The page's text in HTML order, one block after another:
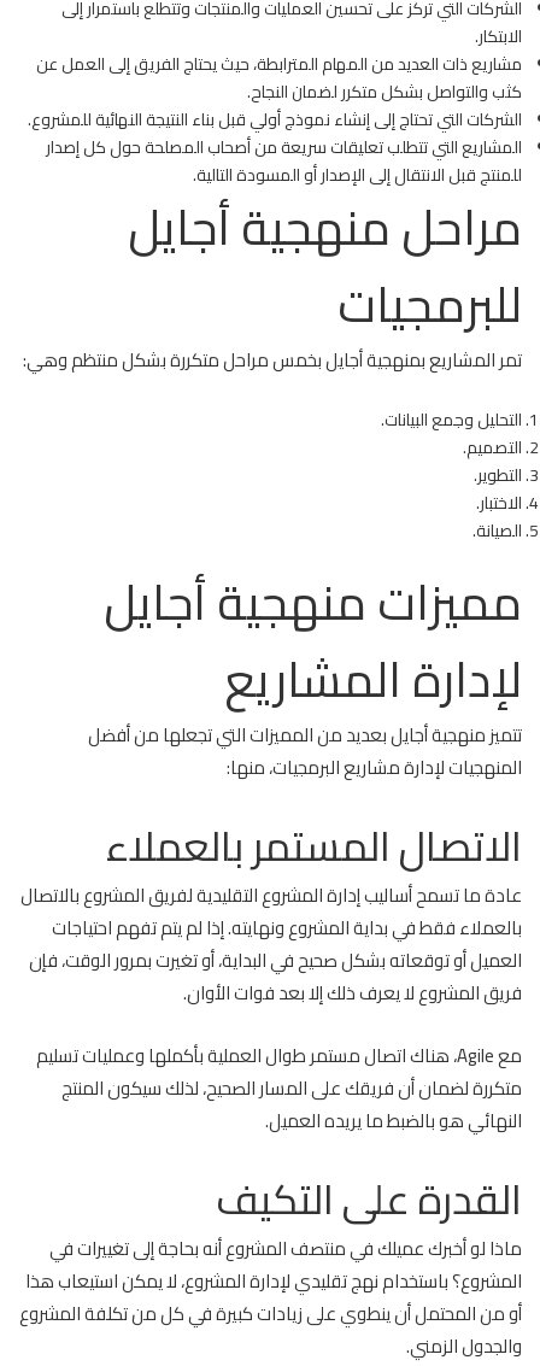
الشركات التي تركز على تحسين العمليات والمنتجات وتتطلع باستمرار إلى
الابتكار.
مشاريع ذات العديد من المهام المترابطة، حيث يحتاج الفريق إلى العمل عن
كثب والتواصل بشكل متكرر لضمان النجاح.
الشركات التي تحتاج إلى إنشاء نموذج أولي قبل بناء النتيجة النهائية للمشروع.
المشاريع التي تتطلب تعليقات سريعة من أصحاب المصلحة حول كل إصدار
للمنتج قبل الانتقال إلى الإصدار أو المسودة التالية.
مراحل منهجية أجايل
للبرمجيات
تمر المشاريع بمنهجية أجايل بخمس مراحل متكررة بشكل منتظم وهي:
التحليل وجمع البيانات.
التصميم.
التطوير.
الاختبار.
الصيانة.
مميزات منهجية أجايل
لإدارة المشاريع
تتميز منهجية أجايل بعديد من المميزات التي تجعلها من أفضل
المنهجيات لإدارة مشاريع البرمجيات، منها:
الاتصال المستمر بالعملاء
عادة ما تسمح أساليب إدارة المشروع التقليدية لفريق المشروع بالاتصال
بالعملاء فقط في بداية المشروع ونهايته. إذا لم يتم تفهم احتياجات
العميل أو توقعاته بشكل صحيح في البداية، أو تغيرت بمرور الوقت، فإن
فريق المشروع لا يعرف ذلك إلا بعد فوات الأوان.
مع Agile، هناك اتصال مستمر طوال العملية بأكملها وعمليات تسليم
متكررة لضمان أن فريقك على المسار الصحيح، لذلك سيكون المنتج
النهائي هو بالضبط ما يريده العميل.
القدرة على التكيف
ماذا لو أخبرك عميلك في منتصف المشروع أنه بحاجة إلى تغييرات في
المشروع؟ باستخدام نهج تقليدي لإدارة المشروع، لا يمكن استيعاب هذا
أو من المحتمل أن ينطوي على زيادات كبيرة في كل من تكلفة المشروع
والجدول الزمني.